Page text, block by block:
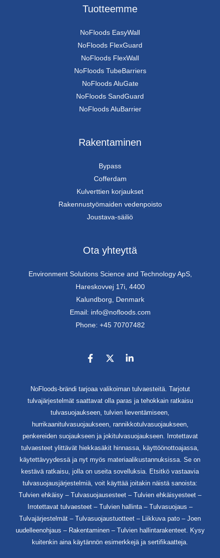
Tuotteemme
NoFloods EasyWall
NoFloods FlexGuard
NoFloods FlexWall
NoFloods TubeBarriers
NoFloods AluGate
NoFloods SandGuard
NoFloods AluBarrier
Rakentaminen
Bypass
Cofferdam
Kulverttien korjaukset
Rakennustyömaiden vedenpoisto
Joustava-säiliö
Ota yhteyttä
Environment Solutions Science and Technology ApS,
Hareskovvej 17i, 4400
Kalundborg, Denmark
Email: info@nofloods.com
Phone: +45 70707482
NoFloods-brändi tarjoaa valikoiman tulvaesteitä. Tarjotut
tulvajärjestelmät saattavat olla paras ja tehokkain ratkaisu
tulvasuojaukseen, tulvien lieventämiseen,
hurrikaanitulvasuojaukseen, rannikkotulvasuojaukseen,
penkereiden suojaukseen ja jokitulvasuojaukseen. Irrotettavat
tulvaesteet ylittävät hiekkasäkit hinnassa, käyttöönottoajassa,
käytettävyydessä ja nyt myös materiaalikustannuksissa. Se on
kestävä ratkaisu, jolla on useita sovelluksia. Etsitkö vastaavia
tulvasuojausjärjestelmiä, voit käyttää joitakin näistä sanoista:
Tulvien ehkäisy – Tulvasuojausesteet – Tulvien ehkäisyesteet –
Irrotettavat tulvaesteet – Tulvien hallinta – Tulvasuojaus –
Tulvajärjestelmät – Tulvasuojaustuotteet – Liikkuva pato – Joen
uudelleenohjaus – Rakentaminen – Tulvien hallintarakenteet. Kysy
kuitenkin aina käytännön esimerkkejä ja sertifikaatteja.